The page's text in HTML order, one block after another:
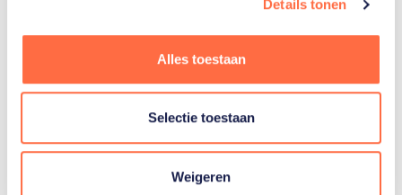
Details tonen
Alles toestaan
Selectie toestaan
Weigeren
Zeilen